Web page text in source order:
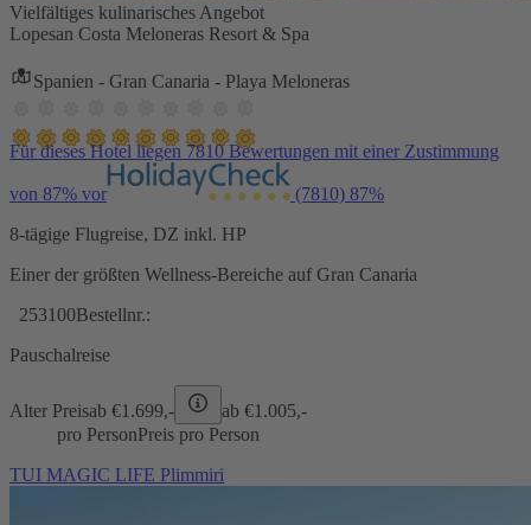
Vielfältiges kulinarisches Angebot
Lopesan Costa Meloneras Resort & Spa
Spanien - Gran Canaria - Playa Meloneras
Für dieses Hotel liegen 7810 Bewertungen mit einer Zustimmung
von 87% vor (7810) 87%
8-tägige Flugreise, DZ inkl. HP
Einer der größten Wellness-Bereiche auf Gran Canaria
253100Bestellnr.:
Pauschalreise
Alter Preisab €1.699,- ab €1.005,-
pro PersonPreis pro Person
TUI MAGIC LIFE Plimmiri